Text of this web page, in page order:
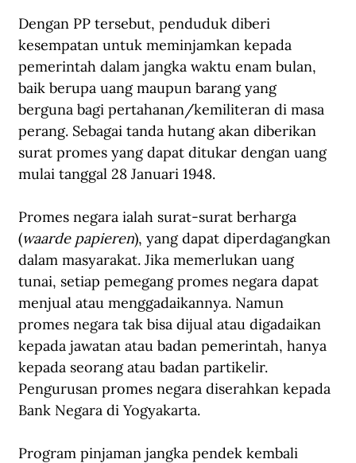
Dengan PP tersebut, penduduk diberi
kesempatan untuk meminjamkan kepada
pemerintah dalam jangka waktu enam bulan,
baik berupa uang maupun barang yang
berguna bagi pertahanan/kemiliteran di masa
perang. Sebagai tanda hutang akan diberikan
surat promes yang dapat ditukar dengan uang
mulai tanggal 28 Januari 1948.
Promes negara ialah surat-surat berharga
(waarde papieren), yang dapat diperdagangkan
dalam masyarakat. Jika memerlukan uang
tunai, setiap pemegang promes negara dapat
menjual atau menggadaikannya. Namun
promes negara tak bisa dijual atau digadaikan
kepada jawatan atau badan pemerintah, hanya
kepada seorang atau badan partikelir.
Pengurusan promes negara diserahkan kepada
Bank Negara di Yogyakarta.
Program pinjaman jangka pendek kembali